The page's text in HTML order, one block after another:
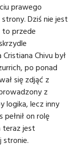
prawego
Dziś nie jest
to przede
Chivu był
po ponad
się zdjąć z
z
logika, lecz inny
on rolę
teraz jest